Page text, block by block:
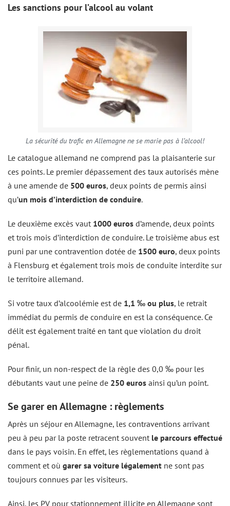
Les sanctions pour l’alcool au volant
La sécurité du trafic en Allemagne ne se marie pas à l’alcool!
Le catalogue allemand ne comprend pas la plaisanterie sur
ces points. Le premier dépassement des taux autorisés mène
à une amende de 500 euros, deux points de permis ainsi
qu’un mois d’interdiction de conduire.
Le deuxième excès vaut 1000 euros d’amende, deux points
et trois mois d’interdiction de conduire. Le troisième abus est
puni par une contravention dotée de 1500 euro, deux points
à Flensburg et également trois mois de conduite interdite sur
le territoire allemand.
Si votre taux d’alcoolémie est de 1,1 ‰ ou plus, le retrait
immédiat du permis de conduire en est la conséquence. Ce
délit est également traité en tant que violation du droit
pénal.
Pour finir, un non-respect de la règle des 0,0 ‰ pour les
débutants vaut une peine de 250 euros ainsi qu’un point.
Se garer en Allemagne : règlements
Après un séjour en Allemagne, les contraventions arrivant
peu à peu par la poste retracent souvent le parcours effectué
dans le pays voisin. En effet, les règlementations quand à
comment et où garer sa voiture légalement ne sont pas
toujours connues par les visiteurs.
Ainsi, les PV pour stationnement illicite en Allemagne sont